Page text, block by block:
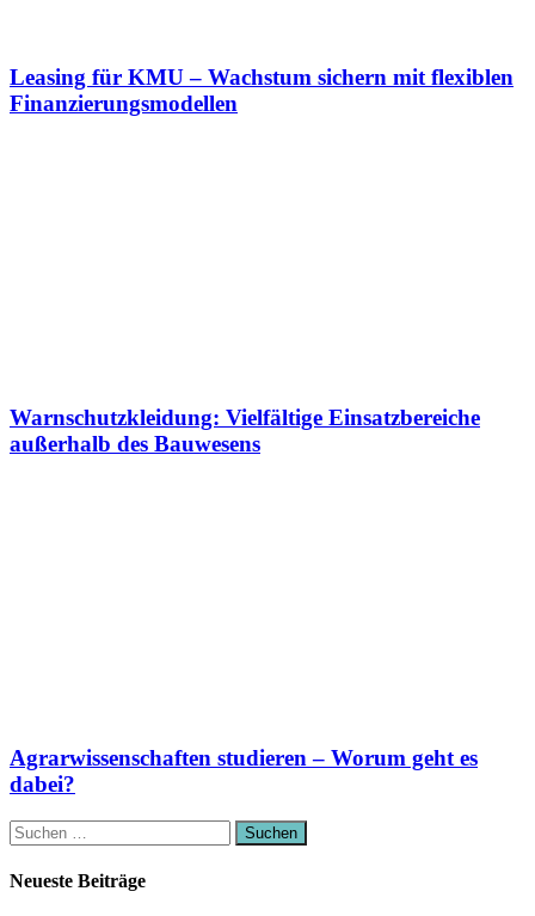
Leasing für KMU – Wachstum sichern mit flexiblen
Finanzierungsmodellen
Warnschutzkleidung: Vielfältige Einsatzbereiche
außerhalb des Bauwesens
Agrarwissenschaften studieren – Worum geht es
dabei?
Suchen
nach:
Neueste Beiträge